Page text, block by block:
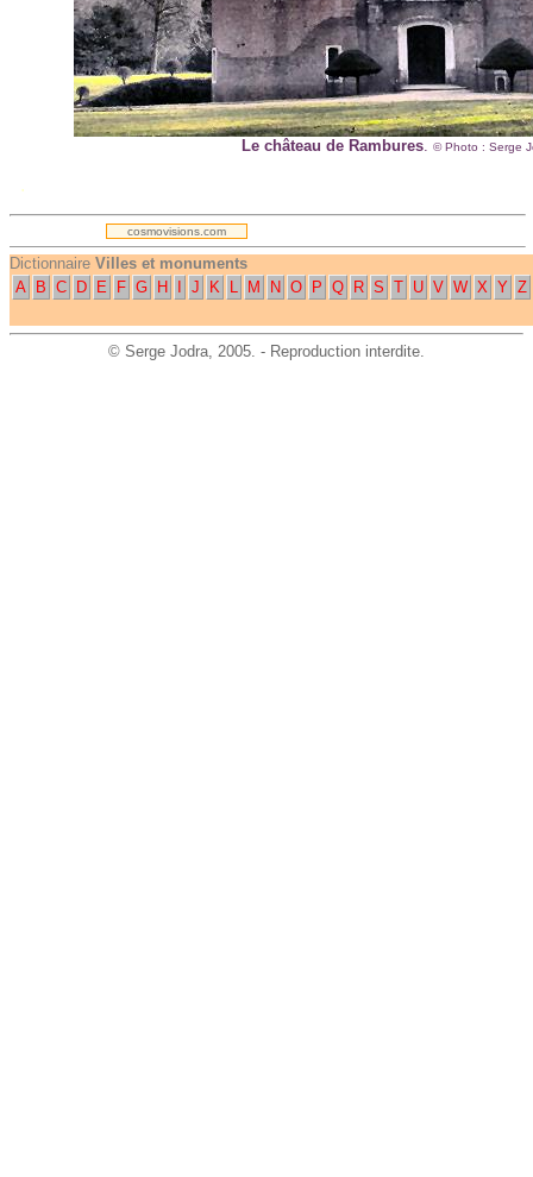
Le château de Rambures. © Photo : Serge
.
cosmovisions.com
Dictionnaire Villes et monuments
A
B C D E F G H J K L M N O P Q R S T U V W X Y Z
© Serge Jodra, 2005. - Reproduction interdite.